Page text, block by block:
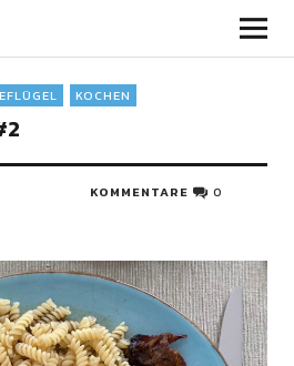
KOCHEN
KOMMENTARE 0